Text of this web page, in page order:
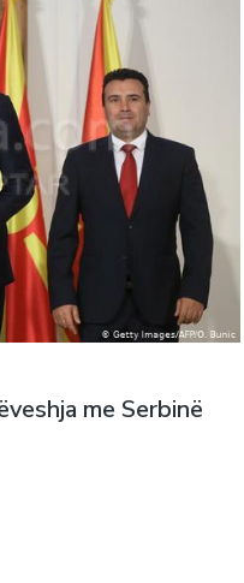
me Serbinë